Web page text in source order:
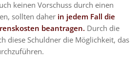
keinen Vorschuss durch einen
sollten daher in jedem Fall die
beantragen. Durch die
diese Schuldner die Möglichkeit, das